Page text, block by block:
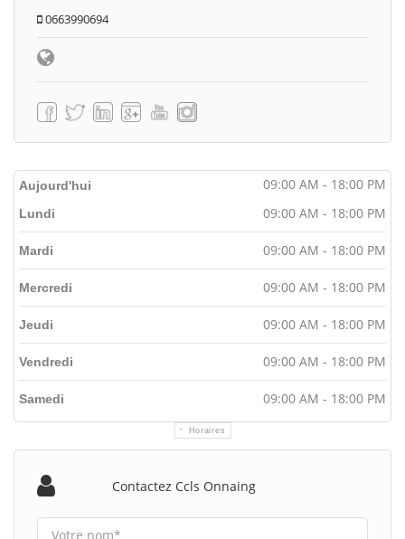
0663990694
Aujourd'hui 09:00 AM - 18:00 PM
Horaires
Lundi 09:00 AM - 18:00 PM
Mardi 09:00 AM - 18:00 PM
Mercredi 09:00 AM - 18:00 PM
Jeudi 09:00 AM - 18:00 PM
Vendredi 09:00 AM - 18:00 PM
Samedi 09:00 AM - 18:00 PM
Contactez Ccls Onnaing